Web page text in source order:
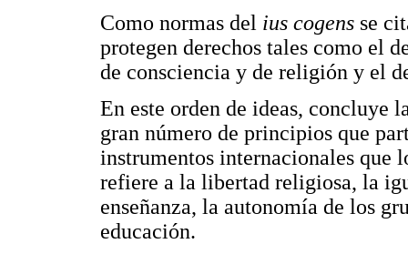
Como normas del ius cogens se
protegen derechos tales como el
de consciencia y de religión y el
En este orden de ideas, concluye
gran número de principios que
instrumentos internacionales que
refiere a la libertad religiosa, la
enseñanza, la autonomía de los
educación.